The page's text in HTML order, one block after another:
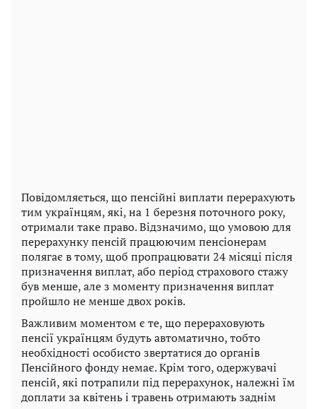
Повідомляється, що пенсійні виплати перерахують
тим українцям, які, на 1 березня поточного року,
отримали таке право. Відзначимо, що умовою для
перерахунку пенсій працюючим пенсіонерам
полягає в тому, щоб пропрацювати 24 місяці після
призначення виплат, або період страхового стажу
був менше, але з моменту призначення виплат
пройшло не менше двох років.
Важливим моментом є те, що перераховують
пенсії українцям будуть автоматично, тобто
необхідності особисто звертатися до органів
Пенсійного фонду немає. Крім того, одержувачі
пенсій, які потрапили під перерахунок, належні їм
доплати за квітень і травень отримають заднім